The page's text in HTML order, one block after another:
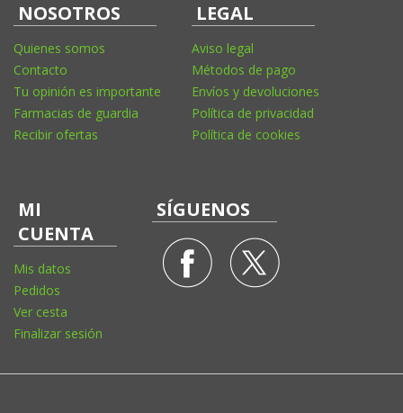
NOSOTROS
Quienes somos
Contacto
Tu opinión es importante
Farmacias de guardia
Recibir ofertas
LEGAL
Aviso legal
Métodos de pago
Envíos y devoluciones
Política de privacidad
Política de cookies
MI
CUENTA
Mis datos
Pedidos
Ver cesta
Finalizar sesión
SÍGUENOS